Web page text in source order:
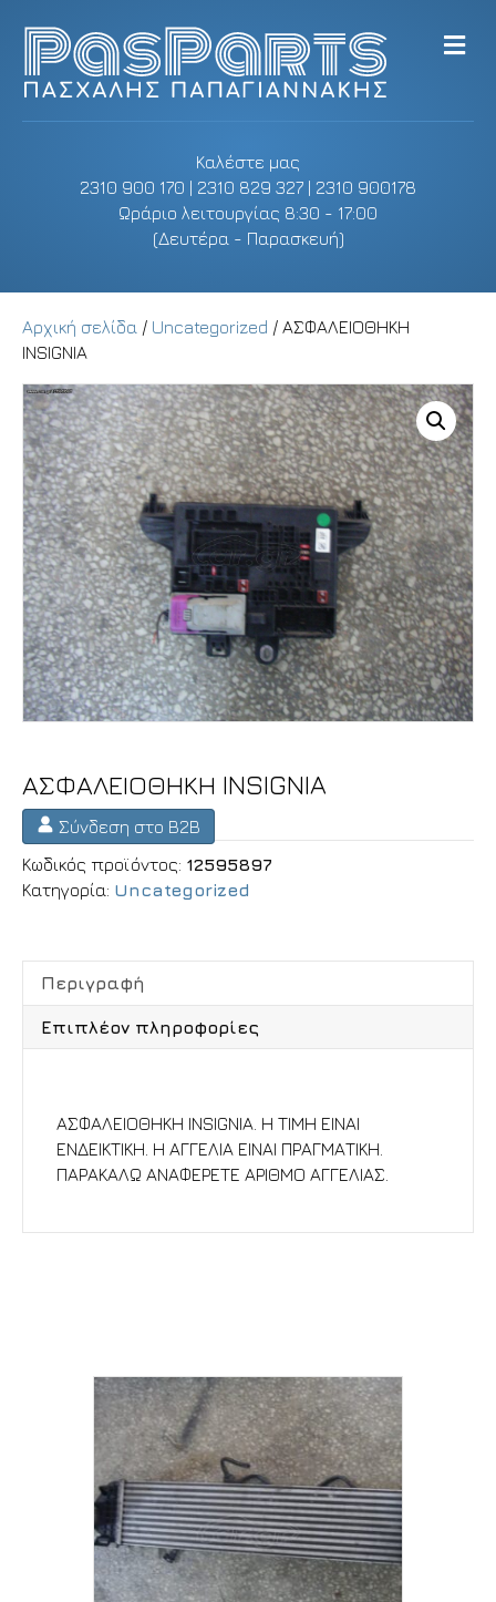
Καλέστε μας
2310 900 170 | 2310 829 327 | 2310 900178
Ωράριο λειτουργίας 8:30 - 17:00
(Δευτέρα - Παρασκευή)
M
e
Αρχική σελίδα / Uncategorized / ΑΣΦΑΛΕΙΟΘΗΚΗ
INSIGNIA
ΑΣΦΑΛΕΙΟΘΗΚΗ INSIGNIA
Σύνδεση στο B2B
Κωδικός προϊόντος: 12595897
Κατηγορία: Uncategorized
Περιγραφή
Επιπλέον πληροφορίες
ΑΣΦΑΛΕΙΟΘΗΚΗ INSIGNIA. Η ΤΙΜΗ ΕΙΝΑΙ
ΕΝΔΕΙΚΤΙΚΗ. Η ΑΓΓΕΛΙΑ ΕΙΝΑΙ ΠΡΑΓΜΑΤΙΚΗ.
ΠΑΡΑΚΑΛΩ ΑΝΑΦΕΡΕΤΕ ΑΡΙΘΜΟ ΑΓΓΕΛΙΑΣ.